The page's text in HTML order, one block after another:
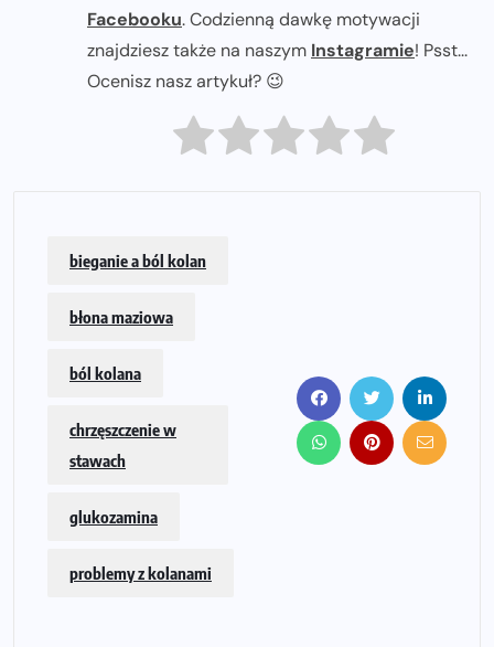
Facebooku. Codzienną dawkę motywacji
znajdziesz także na naszym Instagramie! Psst...
Ocenisz nasz artykuł? 😉
bieganie a ból kolan
błona maziowa
ból kolana
chrzęszczenie w
stawach
glukozamina
problemy z kolanami